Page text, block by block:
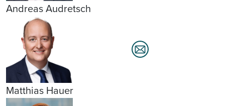
Andreas Audretsch
Matthias Hauer